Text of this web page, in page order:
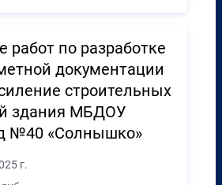
работ по разработке
документации
строительных
здания МБДОУ
№40 «Солнышко»
г.